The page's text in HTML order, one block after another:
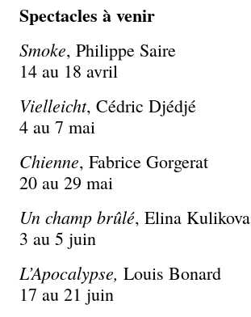
Spectacles à venir
Smoke, Philippe Saire
14 au 18 avril
Vielleicht, Cédric Djédjé
4 au 7 mai
Chienne, Fabrice Gorgerat
20 au 29 mai
Un champ brûlé, Elina Kulikova
3 au 5 juin
L’Apocalypse, Louis Bonard
17 au 21 juin